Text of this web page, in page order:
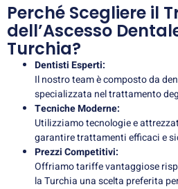
Perché Scegliere il
dell’Ascesso
Turchia?
Dentisti Esperti:
Il nostro team è composto da
specializzata nel trattamento
Tecniche Moderne:
Utilizziamo tecnologie e
garantire trattamenti efficaci e
Prezzi Competitivi:
Offriamo tariffe vantaggiose
la Turchia una scelta preferita